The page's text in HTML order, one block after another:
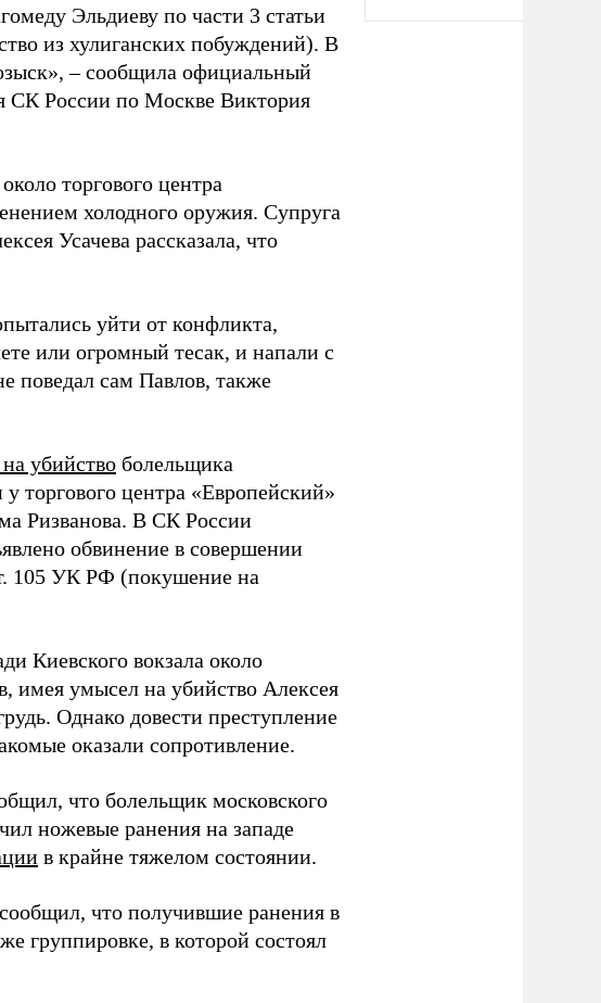
Эльдиеву по части 3 статьи
из хулиганских побуждений). В
– сообщила официальный
СК России по Москве Виктория
торгового центра
холодного оружия. Супруга
Усачева рассказала, что
уйти от конфликта,
или огромный тесак, и напали с
поведал сам Павлов, также
убийство болельщика
торгового центра «Европейский»
Ризванова. В СК России
обвинение в совершении
105 УК РФ (покушение на
Киевского вокзала около
имея умысел на убийство Алексея
Однако довести преступление
оказали сопротивление.
что болельщик московского
ножевые ранения на западе
в крайне тяжелом состоянии.
что получившие ранения в
группировке, в которой состоял